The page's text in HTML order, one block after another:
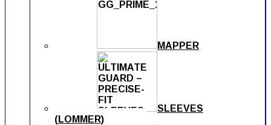
MAPPER
SLEEVES
(LOMMER)